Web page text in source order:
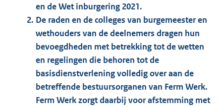
en de Wet inburgering 2021.
De raden en de colleges van burgemeester en
wethouders van de deelnemers dragen hun
bevoegdheden met betrekking tot de wetten
en regelingen die behoren tot de
basisdienstverlening volledig over aan de
betreffende bestuursorganen van Ferm Werk.
Ferm Werk zorgt daarbij voor afstemming met